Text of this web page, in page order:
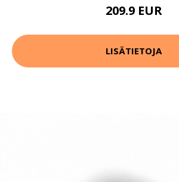
209.9 EUR
LISÄTIETOJA